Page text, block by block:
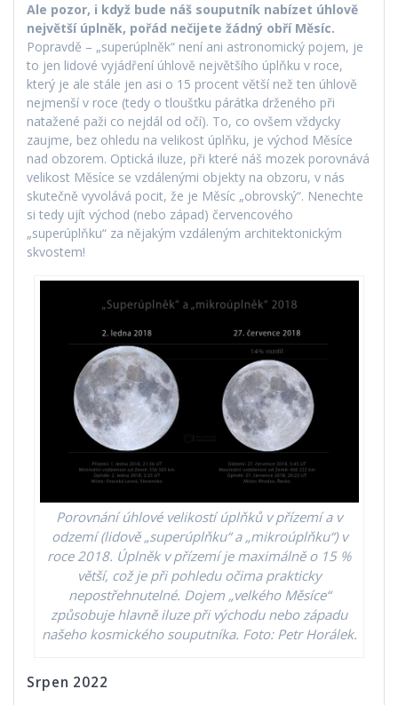
Ale pozor, i když bude náš souputník nabízet úhlově
největší úplněk, pořád nečijete žádný obří Měsíc.
Popravdě – „superúplněk“ není ani astronomický pojem, je
to jen lidové vyjádření úhlově největšího úplňku v roce,
který je ale stále jen asi o 15 procent větší než ten úhlově
nejmenší v roce (tedy o tloušťku párátka drženého při
natažené paži co nejdál od očí). To, co ovšem vždycky
zaujme, bez ohledu na velikost úplňku, je východ Měsíce
nad obzorem. Optická iluze, při které náš mozek porovnává
velikost Měsíce se vzdálenými objekty na obzoru, v nás
skutečně vyvolává pocit, že je Měsíc „obrovský“. Nenechte
si tedy ujít východ (nebo západ) červencového
„superúplňku“ za nějakým vzdáleným architektonickým
skvostem!
Porovnání úhlové velikostí úplňků v přízemí a v
odzemí (lidově „superúplňku“ a „mikroúplňku“) v
roce 2018. Úplněk v přízemí je maximálně o 15 %
větší, což je při pohledu očima prakticky
nepostřehnutelné. Dojem „velkého Měsíce“
způsobuje hlavně iluze při východu nebo západu
našeho kosmického souputníka. Foto: Petr Horálek.
Srpen 2022